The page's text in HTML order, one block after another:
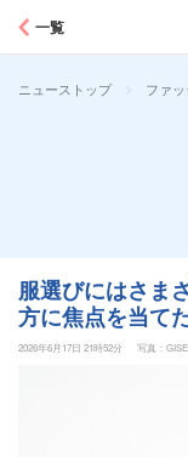
一覧
ニューストップ > ファ
服選びにはさま
方に焦点を当て
2026年6月17日 21時52分 写真：